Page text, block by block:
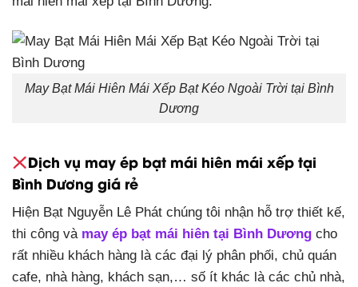
May Bạt Mái Hiên Mái Xếp Bạt Kéo Ngoài Trời tại Bình
Dương
Dịch vụ may ép bạt mái hiên mái xếp tại
Bình Dương giá rẻ
Hiện Bạt Nguyễn Lê Phát chúng tôi nhận hỗ trợ thiết kế,
thi công và may ép bạt mái hiên tại Bình Dương cho
rất nhiều khách hàng là các đại lý phân phối, chủ quán
cafe, nhà hàng, khách sạn,… số ít khác là các chủ nhà,